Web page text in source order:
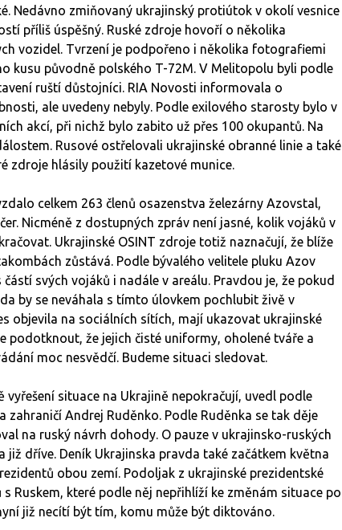
Nedávno zmiňovaný ukrajinský protiútok v okolí vesnice
příliš úspěšný. Ruské zdroje hovoří o několika
vozidel. Tvrzení je podpořeno i několika fotografiemi
kusu původně polského T-72M. V Melitopolu byli podle
ruští důstojníci. RIA Novosti informovala o
ale uvedeny nebyly. Podle exilového starosty bylo v
akcí, při nichž bylo zabito už přes 100 okupantů. Na
Rusové ostřelovali ukrajinské obranné linie a také
zdroje hlásily použití kazetové munice.
celkem 263 členů osazenstva železárny Azovstal,
Nicméně z dostupných zpráv není jasné, kolik vojáků v
Ukrajinské OSINT zdroje totiž naznačují, že blíže
zůstává. Podle bývalého velitele pluku Azov
svých vojáků i nadále v areálu. Pravdou je, že pokud
by se neváhala s tímto úlovkem pochlubit živě v
objevila na sociálních sítích, mají ukazovat ukrajinské
podotknout, že jejich čisté uniformy, oholené tváře a
moc nesvědčí. Budeme situaci sledovat.
situace na Ukrajině nepokračují, uvedl podle
zahraničí Andrej Ruděnko. Podle Ruděnka se tak děje
na ruský návrh dohody. O pauze v ukrajinsko-ruských
již dříve. Deník Ukrajinska pravda také začátkem května
obou zemí. Podoljak z ukrajinské prezidentské
Ruskem, které podle něj nepřihlíží ke změnám situace po
již necítí být tím, komu může být diktováno.